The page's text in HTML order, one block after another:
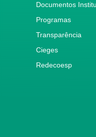
Documentos
Programas
Transparência
Cieges
Redecoesp